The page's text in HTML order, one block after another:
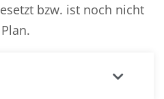
bzw. ist noch nicht